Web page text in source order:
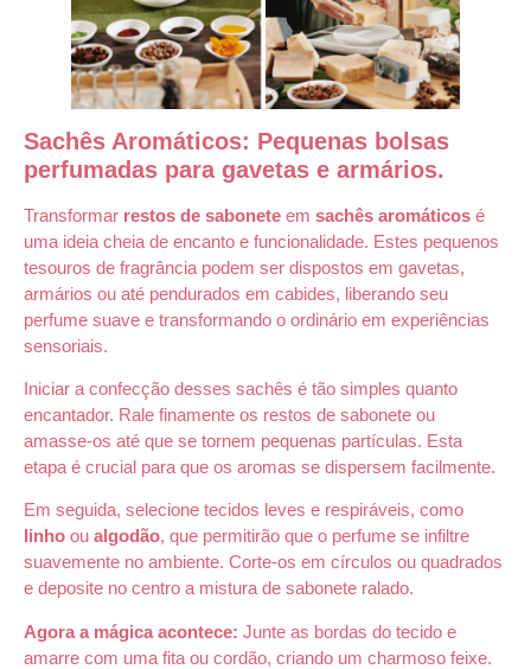
Sachês Aromáticos: Pequenas bolsas
perfumadas para gavetas e armários.
Transformar restos de sabonete em sachês aromáticos é
uma ideia cheia de encanto e funcionalidade. Estes pequenos
tesouros de fragrância podem ser dispostos em gavetas,
armários ou até pendurados em cabides, liberando seu
perfume suave e transformando o ordinário em experiências
sensoriais.
Iniciar a confecção desses sachês é tão simples quanto
encantador. Rale finamente os restos de sabonete ou
amasse-os até que se tornem pequenas partículas. Esta
etapa é crucial para que os aromas se dispersem facilmente.
Em seguida, selecione tecidos leves e respiráveis, como
linho ou algodão, que permitirão que o perfume se infiltre
suavemente no ambiente. Corte-os em círculos ou quadrados
e deposite no centro a mistura de sabonete ralado.
Agora a mágica acontece: Junte as bordas do tecido e
amarre com uma fita ou cordão, criando um charmoso feixe.